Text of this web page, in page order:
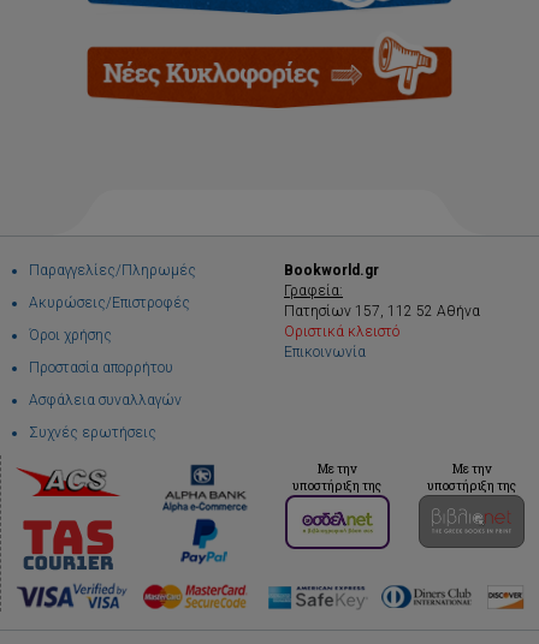
Παραγγελίες/Πληρωμές
Ακυρώσεις/Επιστροφές
Όροι χρήσης
Προστασία απορρήτου
Ασφάλεια συναλλαγών
Συχνές ερωτήσεις
Bookworld.gr
Γραφεία:
Πατησίων 157, 112 52 Αθήνα
Οριστικά κλειστό
Επικοινωνία
Με την
υποστήριξη της
Με την
υποστήριξη της